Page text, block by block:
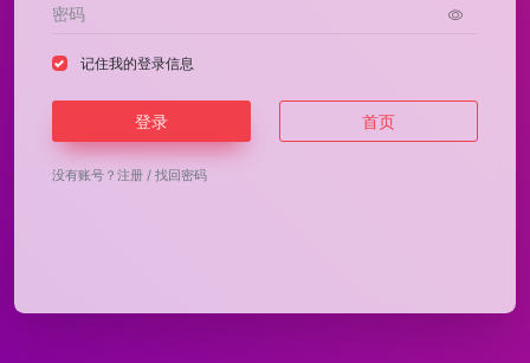
记住我的登录信息
登录 首页
没有账号？ 注册 / 找回密码